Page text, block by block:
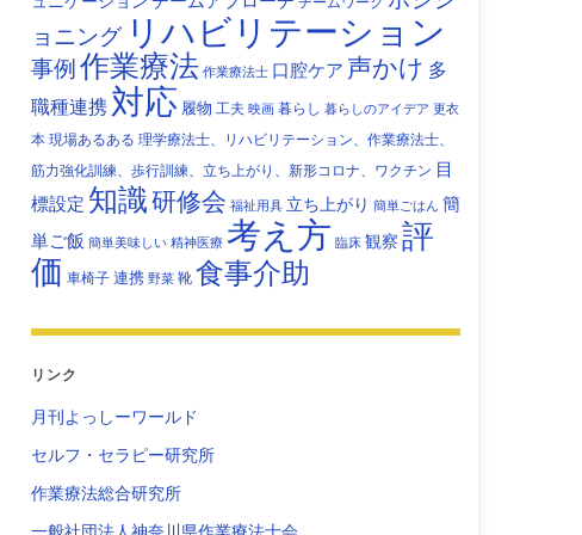
ョニング リハビリテーション
事例作業療法 作業療法士 口腔ケア 声かけ 多
職種連携 対応 履物 工夫 映画 暮らし 暮らしのアイデア 更衣
本 現場あるある 理学療法士、リハビリテーション、作業療法士、
筋力強化訓練、歩行訓練、立ち上がり、新形コロナ、ワクチン 目
標設定 知識研修会 福祉用具 立ち上がり 簡単ごはん 簡
単ご飯 簡単美味しい 精神医療 考え方 臨床 観察 評
価 車椅子 連携 野菜 靴 食事介助
リンク
月刊よっしーワールド
セルフ・セラピー研究所
作業療法総合研究所
一般社団法人神奈川県作業療法士会